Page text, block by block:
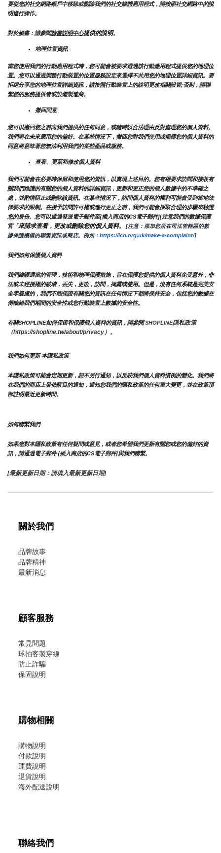
要從您的社交網路帳戶中移除或刪除我們的社交媒體應用程式，請按照社交網路中的說
明進行操作。
對於臉書：請參閱臉書説明中心提供的說明。
地理位置資訊
當您使用我們的行動應用程式時，您可能會被要求透過該行動應用程式提供您的地理位
置。您可以通過調整行動裝置的位置服務設定來選擇不共用您的地理位置詳細資訊。要
拒絕分享您的地理位置詳細資訊，請按照行動裝置上的說明更改相關設置;否則，請聯
繫您的服務提供者或設備製造商。
撤回同意
您可以撤回您之前向我們提供的任何同意，或隨時以合法理由反對處理您的個人資料。
我們將在未來應用您的偏好。在某些情況下，撤回您對我們使用或揭露您的個人資料的
同意將意味著您無法利用我們的某些產品或服務。
查看、更新和修改個人資料
我們可能會在必要時保留和使用您的資訊，以實現上述目的。您有權要求訪問和接收有
關我們維護的有關您的個人資料的詳細資訊，更新和更正您的個人數據中的不準確之
處，並酌情阻止或刪除該資訊。在某些情況下，訪問個人資料的權利可能會受到當地法
律要求的限制。在授予訪問許可權或進行更正之前，我們可能會採取合理的步驟來驗證
您的身份。您可以通過發送電子郵件至{插入商店的CS電子郵件][注意我們的數據保護
官「來請求查看，更改或刪除您的個人資料。
[注意：添加您所在司法管轄區的數
據保護機構的聯繫資訊或商店。例如： https://ico.org.uk/make-a-complaint/]
我們如何保護個人資料
我們維護適當的管理，技術和物理保護措施，旨在保護您提供的個人資料免受意外，非
法或未經授權的破壞，丟失，更改，訪問，揭露或使用。但是，沒有任何系統是完美安
全零疑慮的，我們不能保證有關您的資訊在任何情況下都將保持安全，包括您的數據在
傳輸給我們期間的安全性或您行動裝置上數據的安全性。
有關SHOPLINE如何保留和保護個人資料的資訊，請參閱 SHOPLINE隱私政策
（https://shopline.tw/about/privacy）。
我們如何更新 本隱私政策
本隱私政策可能會定期更新，恕不另行通知，以反映我們個人資料慣例的變化。我們將
在我們的商店上發佈醒目的通知，通知您我們的隱私政策的任何重大變更，並在政策頂
部註明最近更新時間。
如何聯繫我們
如果您對本隱私政策有任何疑問或意見，或者您希望我們更新有關您或您的偏好的資
訊，請通過電子郵件 {插入商店的CS電子郵件]與我們聯繫。
[最新更新日期：請填入最新更新日期]
關於我們
品牌故事
品牌精神
最新消息
顧客服務
常見問題
球拍客製穿線
防止詐騙
保固說明
購物相關
購物說明
付款說明
運費說明
退貨說明
海外配送說明
聯絡我們